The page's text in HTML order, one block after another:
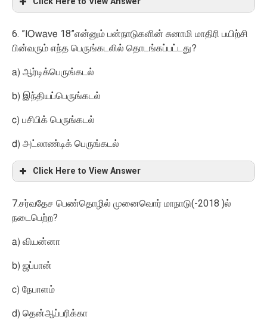
6. ” IOwave 18”என்னும் பன்நாடுகளின் சுனாமி மாதிரி பயிற்சி
பின்வரும் எந்த பெருங்கடலில் தொடங்கப்பட்டது?
a) ஆர்டிக்பெருங்கடல்
b) இந்தியப்பெருங்கடல்
c) பசிபிக் பெருங்கடல்
d) அட்லாண்டிக் பெருங்கடல்
Click Here to View Answer
7.சர்வதேச பெண்தொழில் முனைவொர் மாநாடு(-2018 )ல்
நடைபெற்ற?
a) வியன்னா
b) ஜப்பான்
c) நேபாளம்
d) தென்ஆப்பரிக்கா